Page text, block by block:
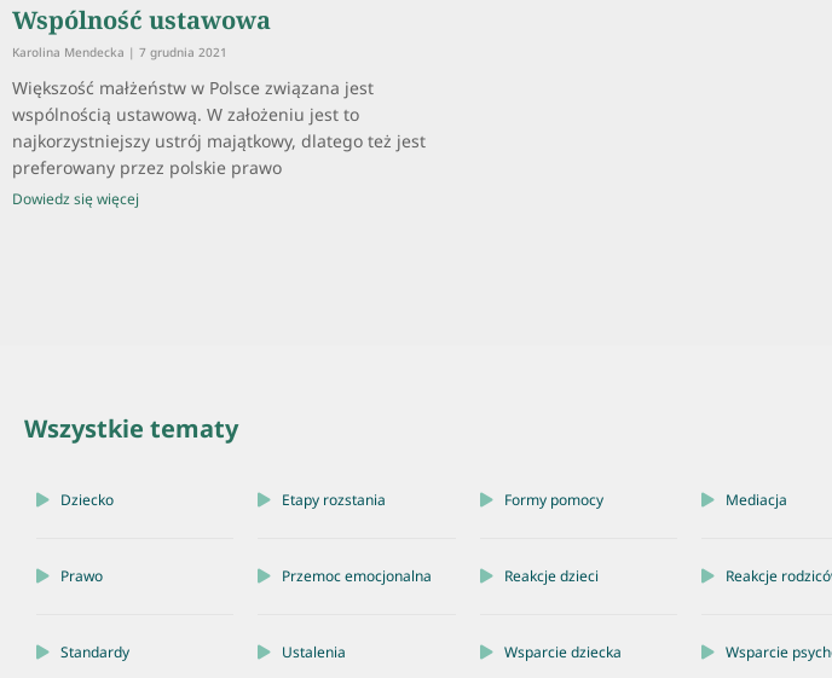
Wspólność ustawowa
Karolina Mendecka 7 grudnia 2021
Większość małżeństw w Polsce związana jest
wspólnością ustawową. W założeniu jest to
najkorzystniejszy ustrój majątkowy, dlatego też jest
preferowany przez polskie prawo
Dowiedz się więcej
Wszystkie tematy
Dziecko Etapy rozstania Formy pomocy Mediacja
Prawo Przemoc emocjonalna Reakcje dzieci Reakcje
Standardy Ustalenia Wsparcie dziecka Wsparcie